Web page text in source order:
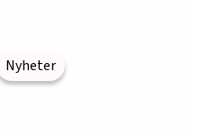
Nyheter